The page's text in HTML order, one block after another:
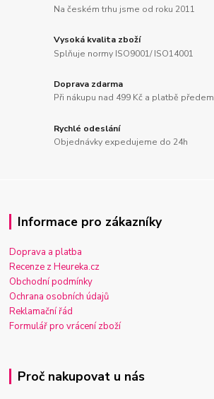
Na českém trhu jsme od roku 2011
Vysoká kvalita zboží
Splňuje normy ISO9001/ ISO14001
Doprava zdarma
Při nákupu nad 499 Kč a platbě předem
Rychlé odeslání
Objednávky expedujeme do 24h
Informace pro zákazníky
Doprava a platba
Recenze z Heureka.cz
Obchodní podmínky
Ochrana osobních údajů
Reklamační řád
Formulář pro vrácení zboží
Proč nakupovat u nás